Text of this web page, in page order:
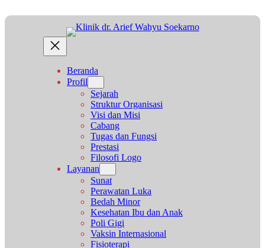
ke
Beranda
Profil
Sejarah
Struktur Organisasi
Visi dan Misi
Cabang
Tugas dan Fungsi
Prestasi
Filosofi Logo
Layanan
Sunat
Perawatan Luka
Bedah Minor
Kesehatan Ibu dan Anak
Poli Gigi
Vaksin Internasional
Fisioterapi